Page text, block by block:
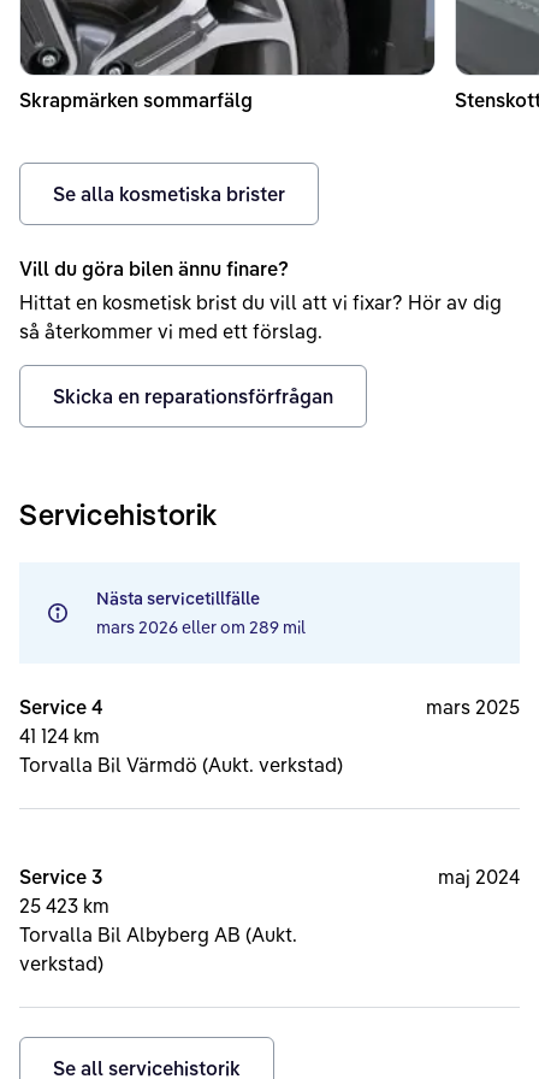
Skrapmärken sommarfälg
Se alla kosmetiska brister
Vill du göra bilen ännu finare?
Hittat en kosmetisk brist du vill att vi fixar? Hör av dig
så återkommer vi med ett förslag.
Skicka en reparationsförfrågan
Servicehistorik
Nästa servicetillfälle
mars 2026eller om 289 mil
Service 4
41 124 km
Torvalla Bil Värmdö (Aukt. verkstad)
mars 2025
Service 3
25 423 km
Torvalla Bil Albyberg AB (Aukt.
verkstad)
maj 2024
Se all servicehistorik